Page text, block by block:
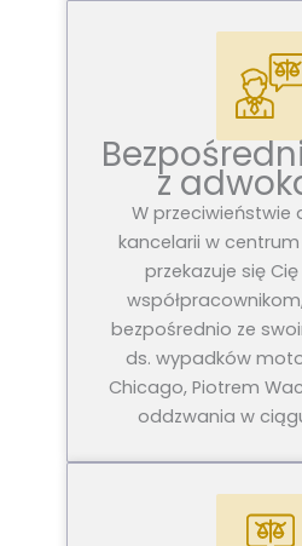
z
W przeciwieństwie
kancelarii w
przekazuje się
bezpośrednio ze
ds. wypadków
Chicago, Piotrem
oddzwania w